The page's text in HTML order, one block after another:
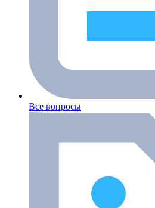
Все вопросы